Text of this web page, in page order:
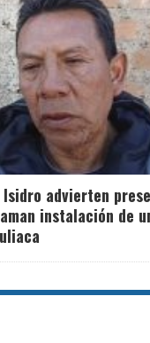
Isidro advierten
instalación de